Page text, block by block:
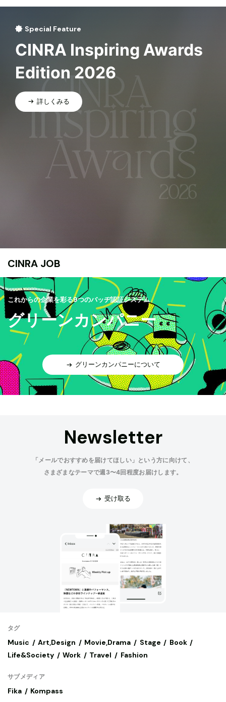
Special Feature
CINRA Inspiring Awards
Edition 2026
詳しくみる
CINRA JOB
これからの企業を彩る9つのバッヂ認証システム
グリーンカンパニー
グリーンカンパニーについて
Newsletter
「メールでおすすめを届けてほしい」という方に向けて、
さまざまなテーマで週3〜4回程度お届けします。
受け取る
タグ
Music Art,Design Movie,Drama Stage
Book
Life&Society
Work Travel Fashion
サブメディア
Fika Kompass